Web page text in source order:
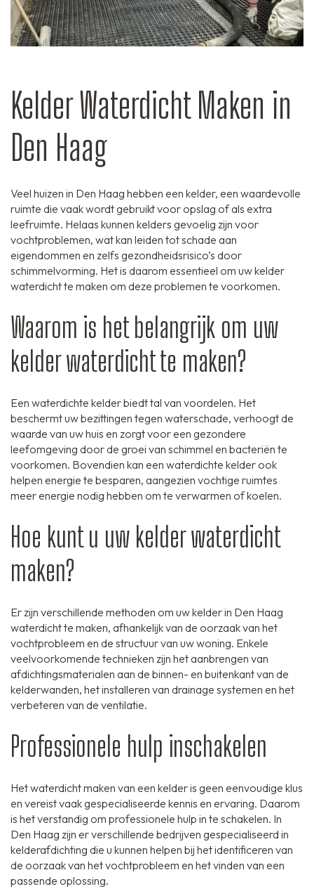
Kelder Waterdicht Maken in
Den Haag
Veel huizen in Den Haag hebben een kelder, een waardevolle
ruimte die vaak wordt gebruikt voor opslag of als extra
leefruimte. Helaas kunnen kelders gevoelig zijn voor
vochtproblemen, wat kan leiden tot schade aan
eigendommen en zelfs gezondheidsrisico’s door
schimmelvorming. Het is daarom essentieel om uw kelder
waterdicht te maken om deze problemen te voorkomen.
Waarom is het belangrijk om uw
kelder waterdicht te maken?
Een waterdichte kelder biedt tal van voordelen. Het
beschermt uw bezittingen tegen waterschade, verhoogt de
waarde van uw huis en zorgt voor een gezondere
leefomgeving door de groei van schimmel en bacteriën te
voorkomen. Bovendien kan een waterdichte kelder ook
helpen energie te besparen, aangezien vochtige ruimtes
meer energie nodig hebben om te verwarmen of koelen.
Hoe kunt u uw kelder waterdicht
maken?
Er zijn verschillende methoden om uw kelder in Den Haag
waterdicht te maken, afhankelijk van de oorzaak van het
vochtprobleem en de structuur van uw woning. Enkele
veelvoorkomende technieken zijn het aanbrengen van
afdichtingsmaterialen aan de binnen- en buitenkant van de
kelderwanden, het installeren van drainage systemen en het
verbeteren van de ventilatie.
Professionele hulp inschakelen
Het waterdicht maken van een kelder is geen eenvoudige klus
en vereist vaak gespecialiseerde kennis en ervaring. Daarom
is het verstandig om professionele hulp in te schakelen. In
Den Haag zijn er verschillende bedrijven gespecialiseerd in
kelderafdichting die u kunnen helpen bij het identificeren van
de oorzaak van het vochtprobleem en het vinden van een
passende oplossing.